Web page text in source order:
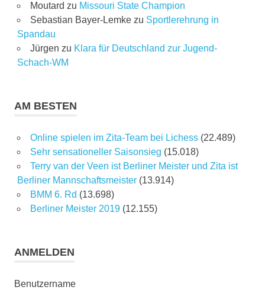
Moutard zu Missouri State Champion
Sebastian Bayer-Lemkezu Sportlerehrung in
Spandau
Jürgen zu Klara für Deutschland zur Jugend-
Schach-WM
AM BESTEN
Online spielen im Zita-Team bei Lichess (22.489)
Sehr sensationeller Saisonsieg (15.018)
Terry van der Veen ist Berliner Meister und Zita ist
Berliner Mannschaftsmeister (13.914)
BMM 6. Rd (13.698)
Berliner Meister 2019 (12.155)
ANMELDEN
Benutzername